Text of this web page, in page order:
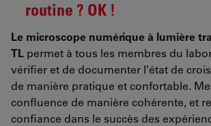
routine ? OK !
Le microscope numérique à lumière
TL permet à tous les membres du
vérifier et de documenter l’état de
de manière pratique et confortable.
confluence de manière cohérente, et
confiance dans le succès des